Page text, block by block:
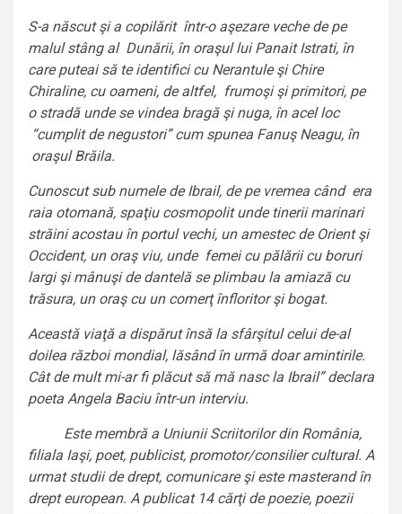
S-a născut şi a copilărit într-o aşezare veche de pe
malul stâng al Dunării, în oraşul lui Panait Istrati, în
care puteai să te identifici cu Nerantule şi Chire
Chiraline, cu oameni, de altfel, frumoşi şi primitori, pe
o stradă unde se vindea bragă şi nuga, în acel loc
“cumplit de negustori” cum spunea Fanuş Neagu, în
oraşul Brăila.
Cunoscut sub numele de Ibrail, de pe vremea când era
raia otomană, spaţiu cosmopolit unde tinerii marinari
străini acostau în portul vechi, un amestec de Orient şi
Occident, un oraş viu, unde femei cu pălării cu boruri
largi şi mânuşi de dantelă se plimbau la amiază cu
trăsura, un oraş cu un comerţ înfloritor şi bogat.
Această viaţă a dispărut însă la sfârşitul celui de-al
doilea război mondial, lăsând în urmă doar amintirile.
Cât de mult mi-ar fi plăcut să mă nasc la Ibrail” declara
poeta Angela Baciu într-un interviu.
Este membră a Uniunii Scriitorilor din România,
filiala Iaşi, poet, publicist, promotor/consilier cultural. A
urmat studii de drept, comunicare şi este masterand în
drept european. A publicat 14 cărţi de poezie, poezii